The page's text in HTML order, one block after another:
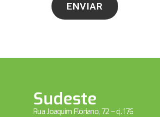
ENVIAR
Sudeste
Rua Joaquim Floriano, 72 – cj. 176